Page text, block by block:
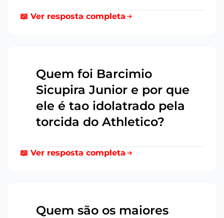
📖 Ver resposta completa
Quem foi Barcimio
Sicupira Junior e por que
ele é tao idolatrado pela
torcida do Athletico?
📖 Ver resposta completa
Quem são os maiores